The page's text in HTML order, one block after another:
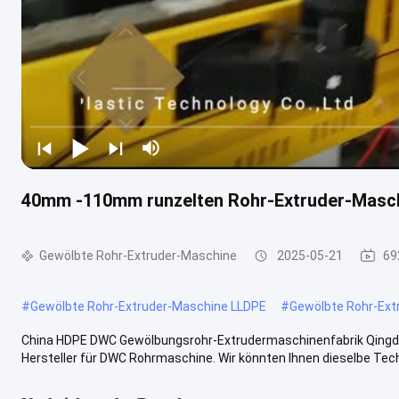
40mm -110mm runzelten Rohr-Extruder-
Gewölbte Rohr-Extruder-Maschine 2025-05-21
#Gewölbte Rohr-Extruder-Maschine LLDPE #Gewölbte Rohr-
China HDPE DWC Gewölbungsrohr-Extrudermaschinenfabrik
Hersteller für DWC Rohrmaschine. Wir könnten Ihnen dieselbe